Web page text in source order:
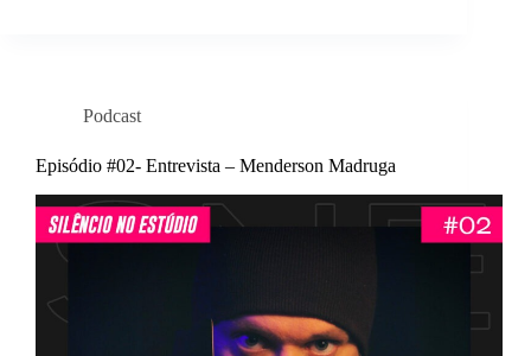
Podcast
Episódio #02- Entrevista – Menderson Madruga